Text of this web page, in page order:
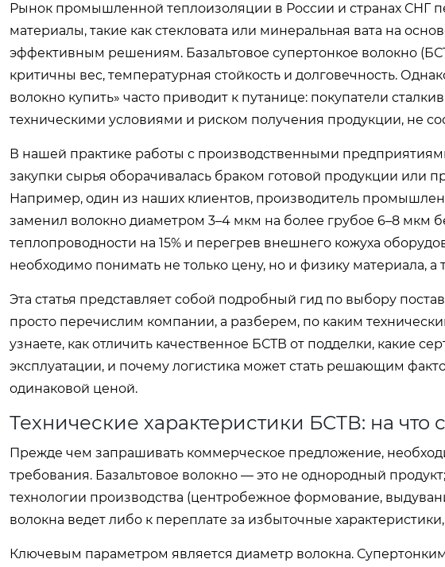
Рынок промышленной теплоизоляции в России и странах СНГ
материалы, такие как стекловата или минеральная вата на
эффективным решениям. Базальтовое супертонкое волокно
критичны вес, температурная стойкость и долговечность.
волокно купить» часто приводит к путанице: покупатели
техническими условиями и риском получения продукции, не
В нашей практике работы с производственными
закупки сырья оборачивалась браком готовой продукции
Например, один из наших клиентов, производитель
заменил волокно диаметром 3–4 мкм на более грубое 6–8 мкм
теплопроводности на 15% и перегрев внешнего кожуха
необходимо понимать не только цену, но и физику материала,
Эта статья представляет собой подробный гид по выбору
просто перечислим компании, а разберем, по каким
узнаете, как отличить качественное БСТВ от подделки, какие
эксплуатации, и почему логистика может стать решающим
одинаковой ценой.
Технические характеристики БСТВ: на
Прежде чем запрашивать коммерческое предложение,
требования. Базальтовое волокно — это не однородный
технологии производства (центробежное формование,
волокна ведет либо к переплате за избыточные
Ключевым параметром является диаметр волокна.